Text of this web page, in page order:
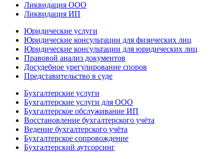
Ликвидация ООО
Ликвидация ИП
Юридические услуги
Юридические консультации для физических лиц
Юридические консультации для юридических лиц
Правовой анализ документов
Досудебное урегулирование споров
Представительство в суде
Бухгалтерские услуги
Бухгалтерские услуги для ООО
Бухгалтерское обслуживание ИП
Восстановление бухгалтерского учёта
Ведение бухгалтерского учёта
Бухгалтерское сопровождение
Бухгалтерский аутсорсинг